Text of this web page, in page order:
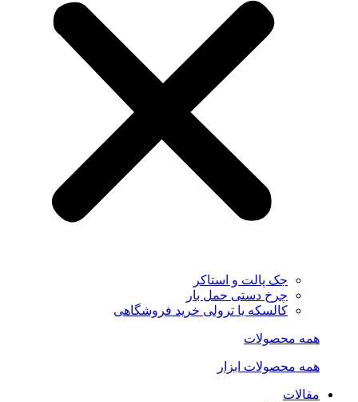
جک پالت و استاکر
چرخ دستی حمل بار
کالسکه یا ترولی خرید فروشگاهی
همه محصولات
همه محصولات ابزار
مقالات